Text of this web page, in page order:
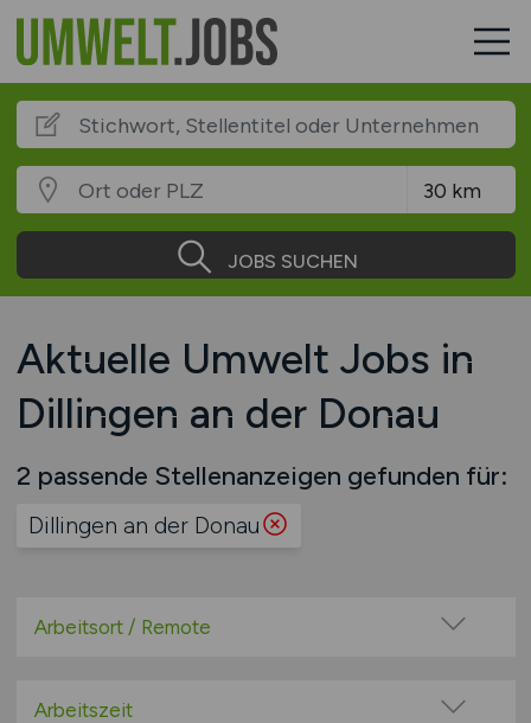
JOBS SUCHEN
Aktuelle Umwelt Jobs in
Dillingen an der Donau
2 passende Stellenanzeigen gefunden für:
Dillingen an der Donau
Arbeitsort / Remote
Home-Office möglich / Hybrid
Arbeitszeit